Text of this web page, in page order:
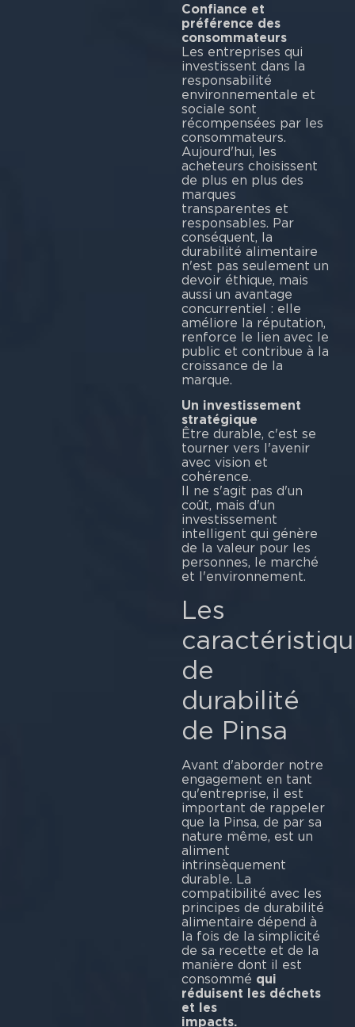
Confiance et
préférence des
consommateurs
Les entreprises qui
investissent dans la
responsabilité
environnementale et
sociale sont
récompensées par les
consommateurs.
Aujourd'hui, les
acheteurs choisissent
de plus en plus des
marques
transparentes et
responsables. Par
conséquent, la
durabilité alimentaire
n'est pas seulement un
devoir éthique, mais
aussi un avantage
concurrentiel : elle
améliore la réputation,
renforce le lien avec le
public et contribue à la
croissance de la
Un investissement
stratégique
Être durable, c'est se
tourner vers l'avenir
avec vision et
cohérence.
Il ne s'agit pas d'un
coût, mais d'un
investissement
intelligent qui génère
de la valeur pour les
personnes, le marché
et l'environnement.
Les
de
durabilité
de Pinsa
Avant d'aborder notre
engagement en tant
qu'entreprise, il est
important de rappeler
que la Pinsa, de par sa
nature même, est un
aliment
intrinsèquement
durable. La
compatibilité avec les
principes de durabilité
alimentaire dépend à
la fois de la simplicité
de sa recette et de la
manière dont il est
consommé qui
réduisent les déchets
et les
impacts.